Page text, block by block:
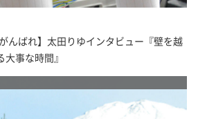
んばれ】太田りゆインタビュー『壁を越
事な時間』